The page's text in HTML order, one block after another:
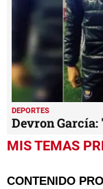
DEPORTES
Devron García:
MIS TEMAS